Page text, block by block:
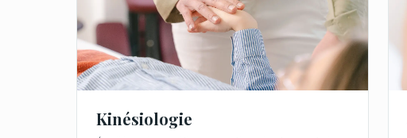
Kinésiologie